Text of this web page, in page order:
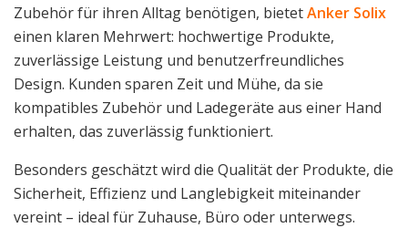
Zubehör für ihren Alltag benötigen, bietetAnker Solix
einen klaren Mehrwert: hochwertige Produkte,
zuverlässige Leistung und benutzerfreundliches
Design. Kunden sparen Zeit und Mühe, da sie
kompatibles Zubehör und Ladegeräte aus einer Hand
erhalten, das zuverlässig funktioniert.
Besonders geschätzt wird die Qualität der Produkte, die
Sicherheit, Effizienz und Langlebigkeit miteinander
vereint – ideal für Zuhause, Büro oder unterwegs.